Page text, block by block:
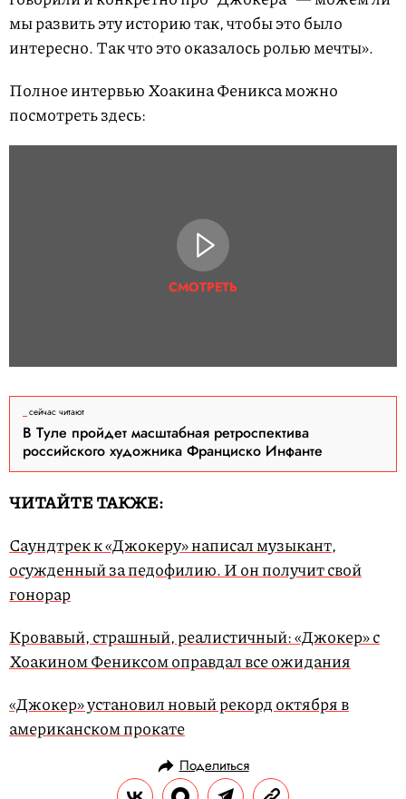
мы развить эту историю так, чтобы это было
интересно. Так что это оказалось ролью мечты».
Полное интервью Хоакина Феникса можно
посмотреть здесь:
СМОТРЕТЬ
сейчас читают
В Туле пройдет масштабная ретроспектива
российского художника Франциско Инфанте
ЧИТАЙТЕ ТАКЖЕ:
Саундтрек к «Джокеру» написал музыкант,
осужденный за педофилию. И он получит свой
гонорар
Кровавый, страшный, реалистичный: «Джокер» с
Хоакином Фениксом оправдал все ожидания
«Джокер» установил новый рекорд октября в
американском прокате
Поделиться